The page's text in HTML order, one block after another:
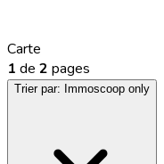
Carte
1 de 2 pages
Trier par: Immoscoop only